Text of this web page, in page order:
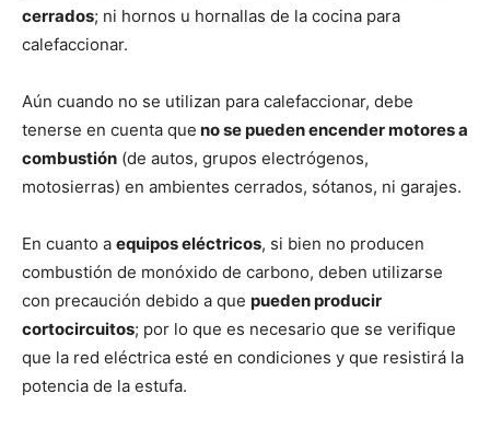
cerrados; ni hornos u hornallas de la cocina para
calefaccionar.
Aún cuando no se utilizan para calefaccionar, debe
tenerse en cuenta que no se pueden encender motores a
combustión (de autos, grupos electrógenos,
motosierras) en ambientes cerrados, sótanos, ni garajes.
En cuanto a equipos eléctricos, si bien no producen
combustión de monóxido de carbono, deben utilizarse
con precaución debido a que pueden producir
cortocircuitos; por lo que es necesario que se verifique
que la red eléctrica esté en condiciones y que resistirá la
potencia de la estufa.